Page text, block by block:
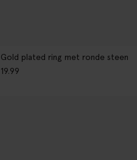
Gold plated ring met ronde steen
19.99